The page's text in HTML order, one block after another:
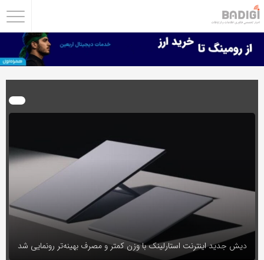
اشتراک
گذاری
با
صفحه
دوستان
خود
دیش جدید اینترنت استارلینک با وزن کمتر و مصرف بهینه‌تر رونمایی شد